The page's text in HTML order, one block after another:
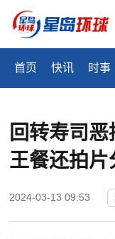
首页 快讯 时事
回转寿司
王餐还拍片
2024-03-13 09:53